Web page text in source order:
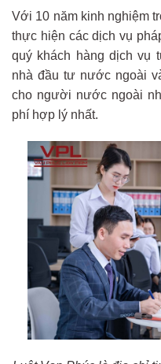
Với 10 năm kinh nghiệm
thực hiện các dịch vụ
quý khách hàng dịch vụ
nhà đầu tư nước ngoài
cho người nước ngoài
phí hợp lý nhất.